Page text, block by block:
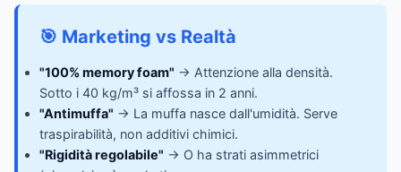
🎯 Marketing vs Realtà
"100% memory foam" → Attenzione alla densità.
Sotto i 40 kg/m³ si affossa in 2 anni.
"Antimuffa" → La muffa nasce dall'umidità. Serve
traspirabilità, non additivi chimici.
"Rigidità regolabile" → O ha strati asimmetrici